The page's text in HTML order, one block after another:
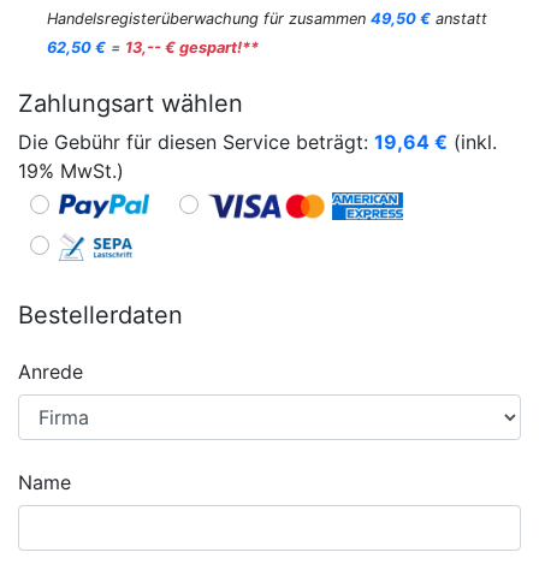
Handelsregisterüberwachung für zusammen 49,50 € anstatt
62,50 € = 13,-- € gespart!**
Zahlungsart wählen
Die Gebühr für diesen Service beträgt: 19,64 € (inkl.
19% MwSt.)
Bestellerdaten
Anrede
Name